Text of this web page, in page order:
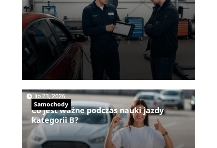
Co jest ważne podczas nauki jazdy
kategorii B?
lip 23, 2026|
Samochody